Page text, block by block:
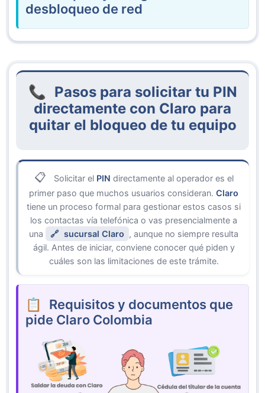
desbloqueo de red
Pasos para solicitar tu PIN
directamente con Claro para
quitar el bloqueo de tu equipo
Solicitar el PIN directamente al operador es el
primer paso que muchos usuarios consideran. Claro
tiene un proceso formal para gestionar estos casos si
los contactas vía telefónica o vas presencialmente a
una
sucursal Claro , aunque no siempre resulta
ágil. Antes de iniciar, conviene conocer qué piden y
cuáles son las limitaciones de este trámite.
Requisitos y documentos que
pide Claro Colombia